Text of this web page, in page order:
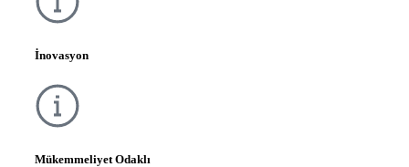
İnovasyon
Mükemmeliyet Odaklı